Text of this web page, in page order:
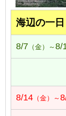
海辺の一
8/7 （金）～8/
8/14 （金）～